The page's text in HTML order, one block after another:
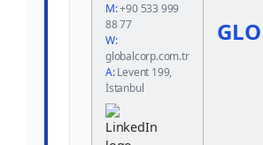
M:+90 533 999
88 77
W:
globalcorp.com.tr
A:Levent 199,
İstanbul